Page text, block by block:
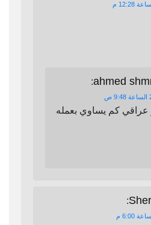
ahmed
:
عراقي كم يساوي بعمله
: